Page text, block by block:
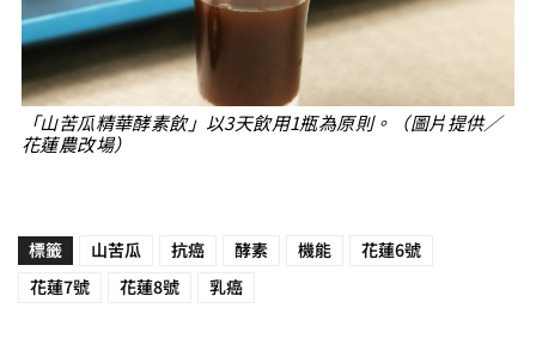
「山苦瓜精華酵素飲」以3天飲用1瓶為原則。（圖片提供／
花蓮農改場）
標籤 山苦瓜 抗癌 酵素 機能 花蓮6號
花蓮7號 花蓮8號 乳癌